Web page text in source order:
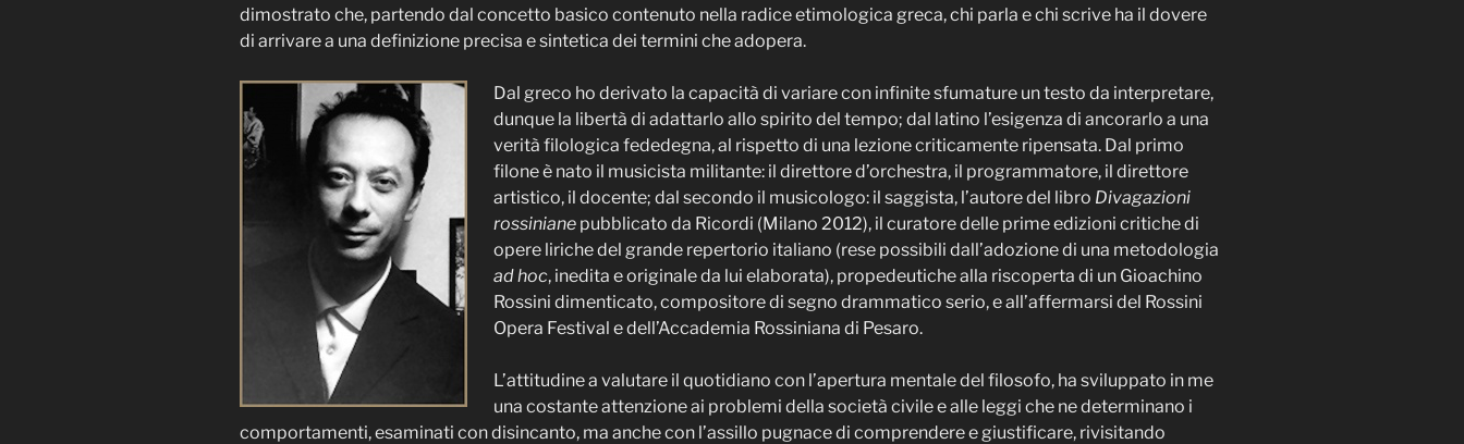
dimostrato che, partendo dal concetto basico contenuto nella radice etimologica greca, chi parla e chi scrive ha il dovere
di arrivare a una definizione precisa e sintetica dei termini che adopera.
Dal greco ho derivato la capacità di variare con infinite sfumature un testo da interpretare,
dunque la libertà di adattarlo allo spirito del tempo; dal latino l’esigenza di ancorarlo a una
verità filologica fededegna, al rispetto di una lezione criticamente ripensata. Dal primo
filone è nato il musicista militante: il direttore d’orchestra, il programmatore, il direttore
artistico, il docente; dal secondo il musicologo: il saggista, l’autore del libro Divagazioni
rossiniane pubblicato da Ricordi (Milano 2012), il curatore delle prime edizioni critiche di
opere liriche del grande repertorio italiano (rese possibili dall’adozione di una metodologia
ad hoc, inedita e originale da lui elaborata), propedeutiche alla riscoperta di un Gioachino
Rossini dimenticato, compositore di segno drammatico serio, e all’affermarsi del Rossini
Opera Festival e dell’Accademia Rossiniana di Pesaro.
L’attitudine a valutare il quotidiano con l’apertura mentale del filosofo, ha sviluppato in me
una costante attenzione ai problemi della società civile e alle leggi che ne determinano i
comportamenti, esaminati con disincanto, ma anche con l’assillo pugnace di comprendere e giustificare, rivisitando